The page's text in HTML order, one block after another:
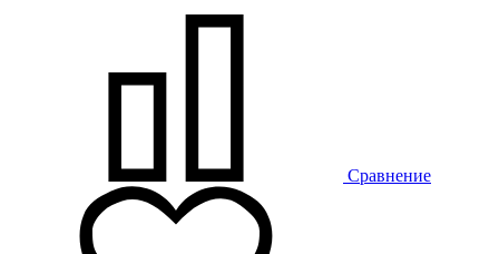
Сравнение